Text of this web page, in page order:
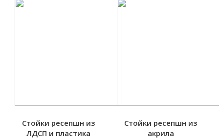
Стойки ресепшн из
ЛДСП и пластика
Стойки ресепшн из
акрила